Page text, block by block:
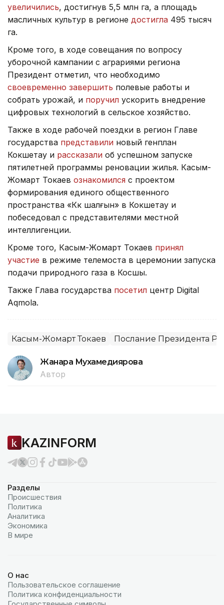
увеличились, достигнув 5,5 млн га, а площадь
масличных культур в регионе достигла 495 тысяч
га.
Кроме того, в ходе совещания по вопросу
уборочной кампании с аграриями региона
Президент отметил, что необходимо
своевременно завершить полевые работы и
собрать урожай, и поручил ускорить внедрение
цифровых технологий в сельское хозяйство.
Также в ходе рабочей поездки в регион Главе
государства представили новый генплан
Кокшетау и рассказали об успешном запуске
пятилетней программы реновации жилья. Касым-
Жомарт Токаев ознакомился с проектом
формирования единого общественного
пространства «Көк шалғын» в Кокшетау и
побеседовал с представителями местной
интеллигенции.
Кроме того, Касым-Жомарт Токаев принял
участие в режиме телемоста в церемонии запуска
подачи природного газа в Косшы.
Также Глава государства посетил центр Digital
Aqmola.
Касым-Жомарт Токаев Послание Президента РК
Жанара Мухамедиярова
Автор
KAZINFORM
Разделы
Происшествия
Политика
Аналитика
Экономика
В мире
О нас
Пользовательское соглашение
Политика конфиденциальности